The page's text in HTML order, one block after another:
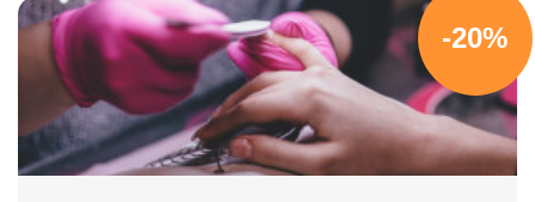
-20%